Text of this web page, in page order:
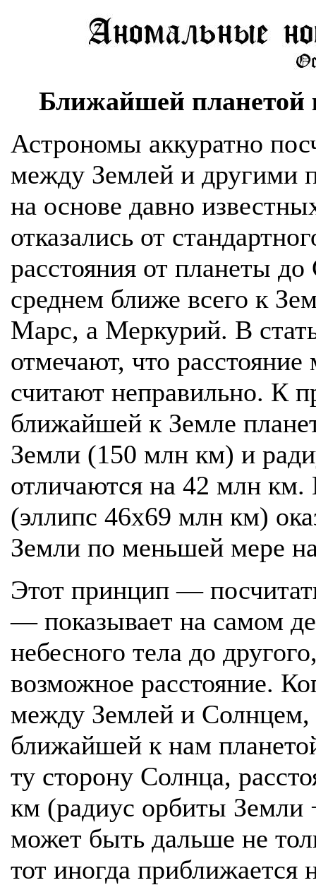
Ближайшей планетой
Астрономы аккуратно
между Землей и другими
на основе давно
отказались от
расстояния от планеты
среднем ближе всего к
Марс, а Меркурий. В
отмечают, что
считают неправильно. К
ближайшей к Земле
Земли (150 млн км) и
отличаются на 42 млн
(эллипс 46х69 млн км)
Земли по меньшей мере
Этот принцип —
— показывает на самом
небесного тела до
возможное расстояние.
между Землей и Солнцем,
ближайшей к нам
ту сторону Солнца,
км (радиус орбиты
может быть дальше не
тот иногда приближается